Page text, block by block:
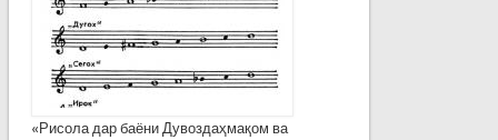
«Рисола дар баёни Дувоздаҳмақом ва